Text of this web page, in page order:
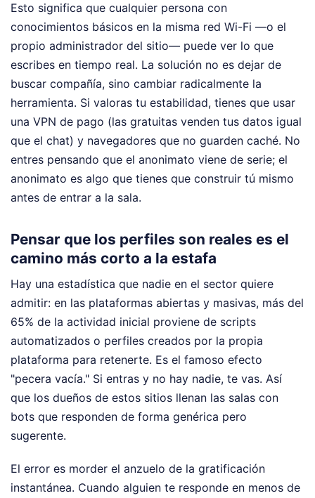
Esto significa que cualquier persona con
conocimientos básicos en la misma red Wi-Fi —o el
propio administrador del sitio— puede ver lo que
escribes en tiempo real. La solución no es dejar de
buscar compañía, sino cambiar radicalmente la
herramienta. Si valoras tu estabilidad, tienes que usar
una VPN de pago (las gratuitas venden tus datos igual
que el chat) y navegadores que no guarden caché. No
entres pensando que el anonimato viene de serie; el
anonimato es algo que tienes que construir tú mismo
antes de entrar a la sala.
Pensar que los perfiles son reales es el
camino más corto a la estafa
Hay una estadística que nadie en el sector quiere
admitir: en las plataformas abiertas y masivas, más del
65% de la actividad inicial proviene de scripts
automatizados o perfiles creados por la propia
plataforma para retenerte. Es el famoso efecto
"pecera vacía." Si entras y no hay nadie, te vas. Así
que los dueños de estos sitios llenan las salas con
bots que responden de forma genérica pero
sugerente.
El error es morder el anzuelo de la gratificación
instantánea. Cuando alguien te responde en menos de